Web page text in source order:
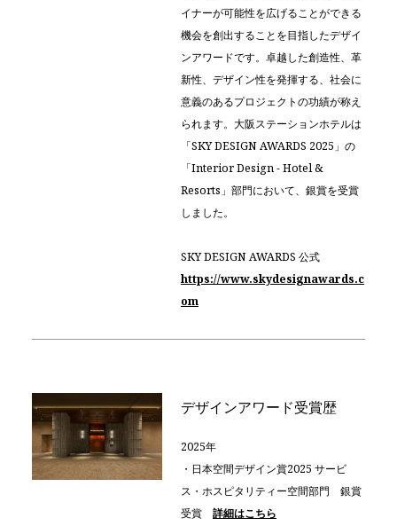
イナーが可能性を広げることができる
機会を創出することを目指したデザイ
ンアワードです。卓越した創造性、革
新性、デザイン性を発揮する、社会に
意義のあるプロジェクトの功績が称え
られます。大阪ステーションホテルは
「SKY DESIGN AWARDS 2025」の
「Interior Design - Hotel &
Resorts」部門において、銀賞を受賞
しました。
SKY DESIGN AWARDS 公式
https://www.skydesignawards.c
om
デザインアワード受賞歴
2025年
・日本空間デザイン賞2025 サービ
ス・ホスピタリティー空間部門 銀賞
受賞 詳細はこちら